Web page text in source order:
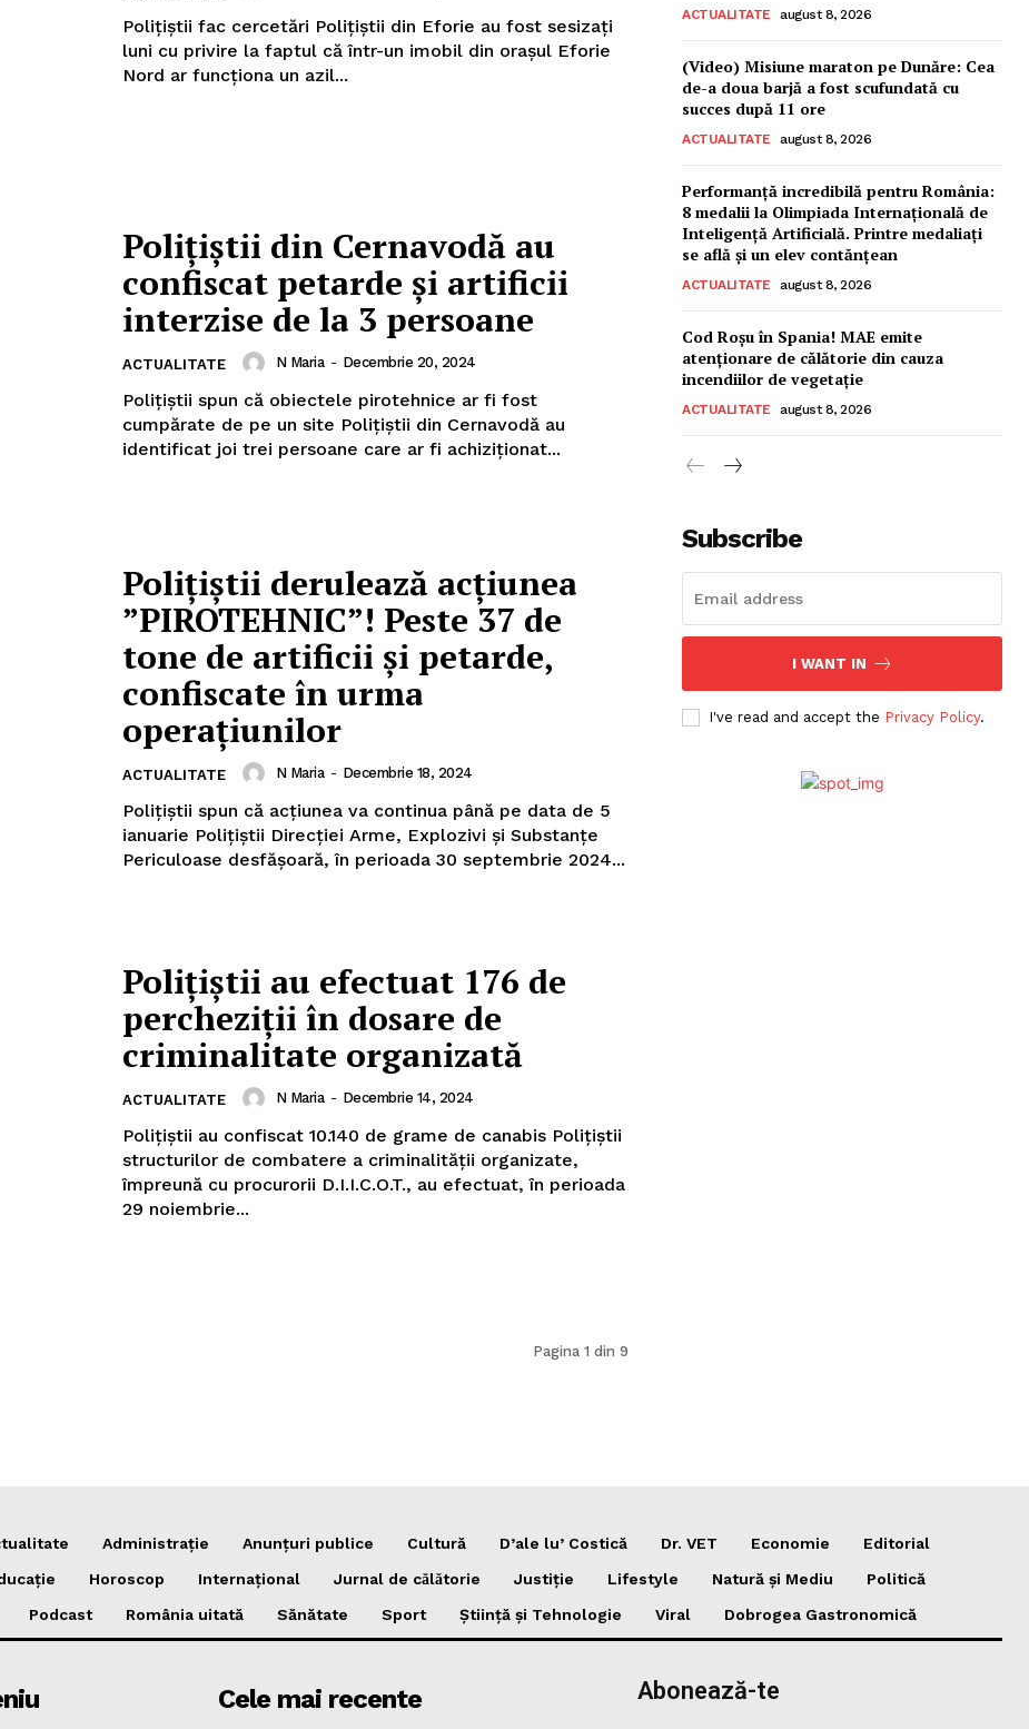
Polițiștii fac cercetări Polițiștii din Eforie au fost sesizați
luni cu privire la faptul că într-un imobil din orașul Eforie
Nord ar funcționa un azil...
Polițiștii din Cernavodă au
confiscat petarde și artificii
interzise de la 3 persoane
ACTUALITATE N Maria - Decembrie 20, 2024
Polițiștii spun că obiectele pirotehnice ar fi fost
cumpărate de pe un site Polițiștii din Cernavodă au
identificat joi trei persoane care ar fi achiziționat...
Polițiștii derulează acțiunea
”PIROTEHNIC”! Peste 37 de
tone de artificii și petarde,
confiscate în urma
operațiunilor
ACTUALITATE N Maria - Decembrie 18, 2024
Polițiștii spun că acțiunea va continua până pe data de 5
ianuarie Polițiștii Direcției Arme, Explozivi și Substanțe
Periculoase desfășoară, în perioada 30 septembrie 2024...
Polițiștii au efectuat 176 de
percheziții în dosare de
criminalitate organizată
ACTUALITATE N Maria - Decembrie 14, 2024
Polițiștii au confiscat 10.140 de grame de canabis Polițiștii
structurilor de combatere a criminalității organizate,
împreună cu procurorii D.I.I.C.O.T., au efectuat, în perioada
29 noiembrie...
Pagina 1 din 9
ACTUALITATE august 8, 2026
(Video) Misiune maraton pe Dunăre: Cea
de-a doua barjă a fost scufundată cu
succes după 11 ore
ACTUALITATE august 8, 2026
Performanță incredibilă pentru România:
8 medalii la Olimpiada Internațională de
Inteligență Artificială. Printre medaliați
se află și un elev contănțean
ACTUALITATE august 8, 2026
Cod Roșu în Spania! MAE emite
atenționare de călătorie din cauza
incendiilor de vegetație
ACTUALITATE august 8, 2026
Subscribe
I WANT IN
I've read and accept the Privacy Policy.
Administrație Anunțuri publice Cultură D’ale lu’ Costică Dr. VET Economie
Editorial
Horoscop Internațional Jurnal de cǎlǎtorie Justiție Lifestyle Natură și Mediu
Politică
Podcast
România uitată Sănătate Sport Știință și Tehnologie Viral Dobrogea Gastronomică
Cele mai recente Abonează-te